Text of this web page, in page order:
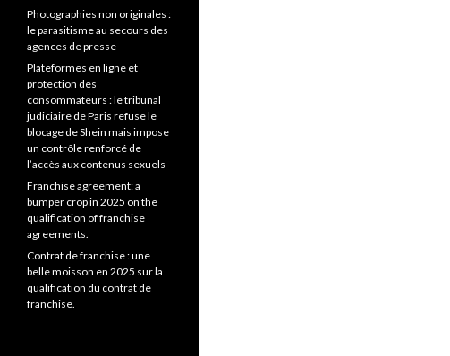
Photographies non originales :
le parasitisme au secours des
agences de presse
Plateformes en ligne et
protection des
consommateurs : le tribunal
judiciaire de Paris refuse le
blocage de Shein mais impose
un contrôle renforcé de
l’accès aux contenus sexuels
Franchise agreement: a
bumper crop in 2025 on the
qualification of franchise
agreements.
Contrat de franchise : une
belle moisson en 2025 sur la
qualification du contrat de
franchise.